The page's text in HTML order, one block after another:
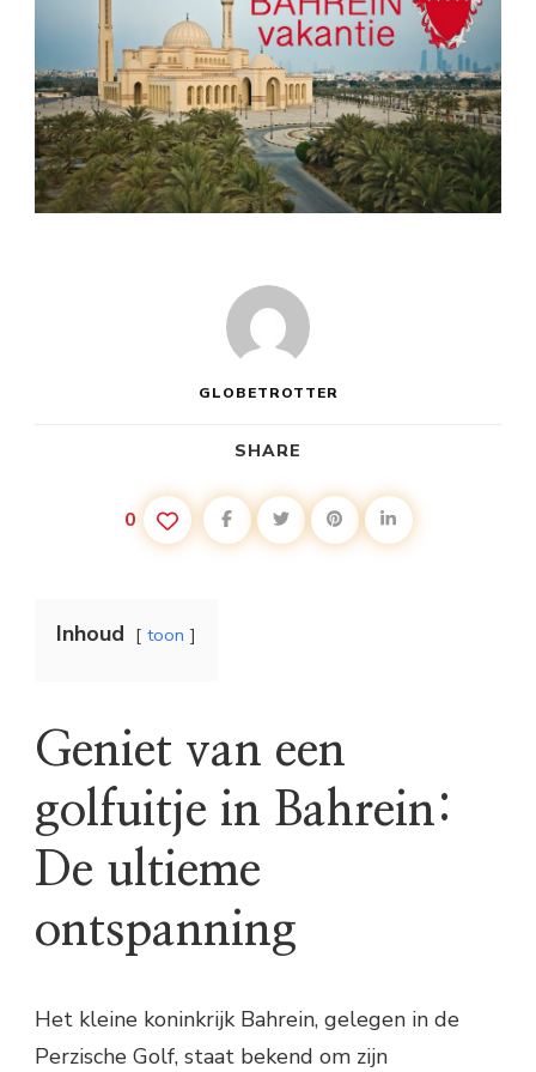
GLOBETROTTER
SHARE
0
Inhoud toon
Geniet van een
golfuitje in Bahrein:
De ultieme
ontspanning
Het kleine koninkrijk Bahrein, gelegen in de
Perzische Golf, staat bekend om zijn